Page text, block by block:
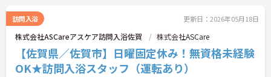
い！
訪問入浴 更新日：2026年05月18日
株式会社ASCareアスケア訪問入浴佐賀 株式会社ASCare
【佐賀県／佐賀市】日曜固定休み！無資格未経験
OK★訪問入浴スタッフ（運転あり）